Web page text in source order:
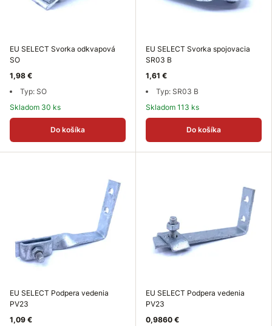
EU SELECT Svorka odkvapová
SO
1,98 €
Typ: SO
Skladom 30 ks
Do košíka
EU SELECT Svorka spojovacia
SR03 B
1,61 €
Typ: SR03 B
Skladom 113 ks
Do košíka
EU SELECT Podpera vedenia
PV23
1,09 €
EU SELECT Podpera vedenia
PV23
0,9860 €